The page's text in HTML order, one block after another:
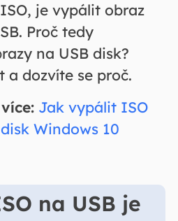
je vypálit obraz
Proč tedy
na USB disk?
a dozvíte se proč.
Jak vypálit ISO
Windows 10
na USB je